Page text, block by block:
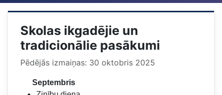
Skolas ikgadējie un
tradicionālie pasākumi
Pēdējās izmaiņas: 30 oktobris 2025
Septembris